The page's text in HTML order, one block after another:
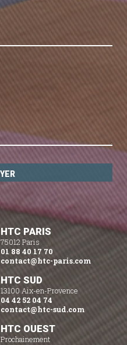
HTC PARIS
75012 Paris
01 88 40 17 70
contact@htc-paris.com
HTC SUD
13100 Aix-en-Provence
04 42 52 04 74
contact@htc-sud.com
HTC OUEST
Prochainement